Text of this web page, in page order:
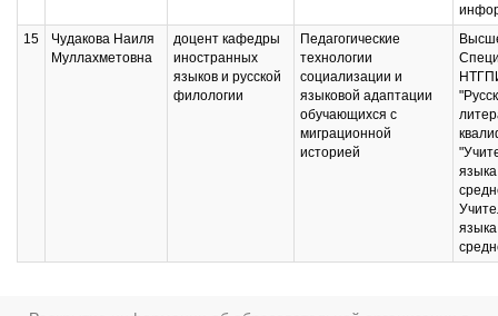
15
Чудакова Наиля
Муллахметовна
доцент кафедры
иностранных
языков и русской
филологии
Педагогические
технологии
социализации и
языковой адаптации
обучающихся с
миграционной
историей